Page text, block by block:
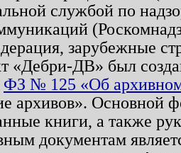
службой по
зарубежные
«Дебри-ДВ» был
ФЗ № 125 «Об
архивов». Основной
книги, а также
документам